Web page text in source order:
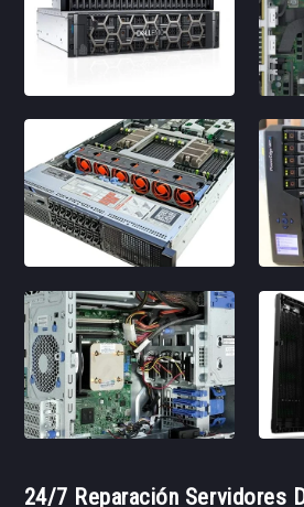
24/7 Reparación Servidores